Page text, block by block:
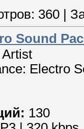
360
Sound
Electro
130